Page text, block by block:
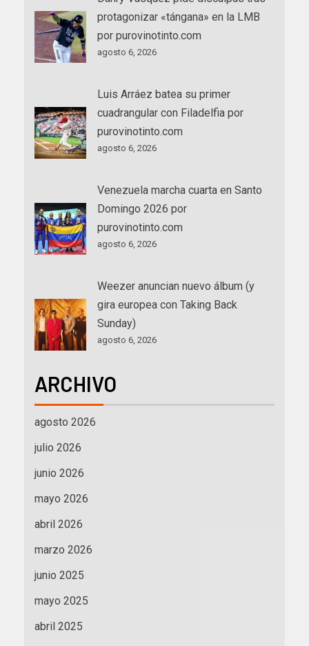
protagonizar «tángana» en la LMB
por purovinotinto.com
agosto 6, 2026
Luis Arráez batea su primer
cuadrangular con Filadelfia por
purovinotinto.com
agosto 6, 2026
Venezuela marcha cuarta en Santo
Domingo 2026 por
purovinotinto.com
agosto 6, 2026
Weezer anuncian nuevo álbum (y
gira europea con Taking Back
Sunday)
agosto 6, 2026
ARCHIVO
agosto 2026
julio 2026
junio 2026
mayo 2026
abril 2026
marzo 2026
junio 2025
mayo 2025
abril 2025